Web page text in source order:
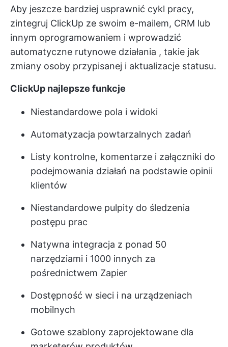
Aby jeszcze bardziej usprawnić cykl pracy,
zintegruj ClickUp ze swoim e-mailem, CRM lub
innym oprogramowaniem i wprowadzić
automatyczne rutynowe działania , takie jak
zmiany osoby przypisanej i aktualizacje statusu.
ClickUp najlepsze funkcje
Niestandardowe pola i widoki
Automatyzacja powtarzalnych zadań
Listy kontrolne, komentarze i załączniki do
podejmowania działań na podstawie opinii
klientów
Niestandardowe pulpity do śledzenia
postępu prac
Natywna integracja z ponad 50
narzędziami i 1000 innych za
pośrednictwem Zapier
Dostępność w sieci i na urządzeniach
mobilnych
Gotowe szablony zaprojektowane dla